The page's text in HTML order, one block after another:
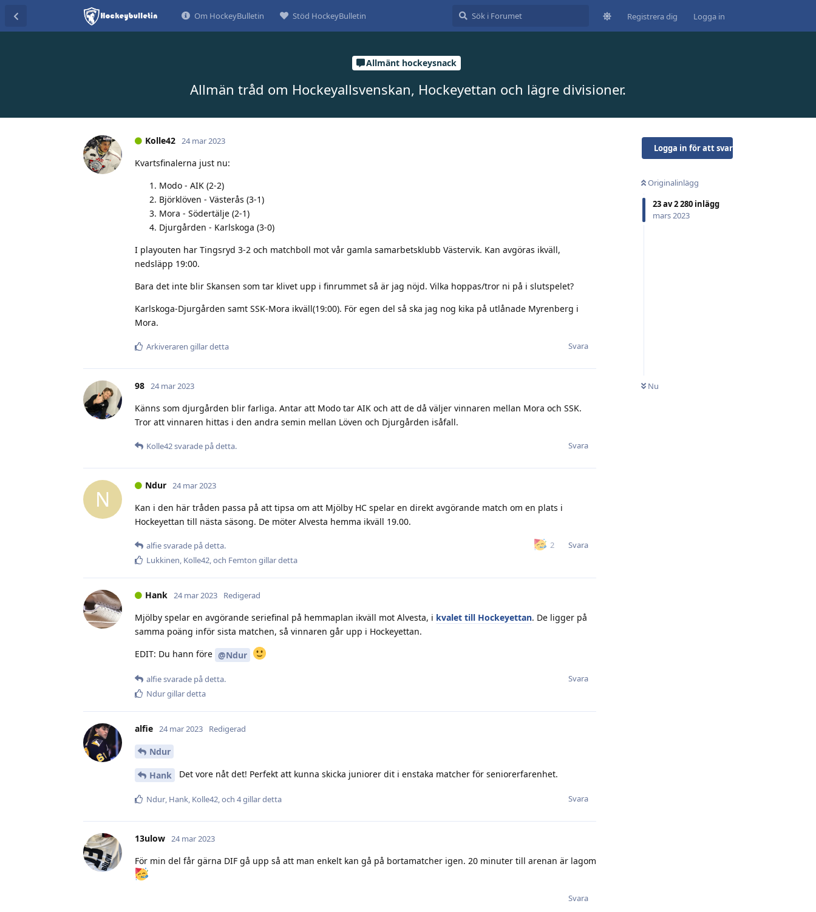
Om HockeyBulletin Stöd HockeyBulletin Registrera dig Logga in
Allmänt hockeysnack
Allmän tråd om Hockeyallsvenskan, Hockeyettan och lägre divisioner.
Logga in för att svara
Originalinlägg
23av2 280 inlägg
mars 2023
Nu
Kolle42 24 mar 2023
Kvartsfinalerna just nu:
Modo - AIK (2-2)
Björklöven - Västerås (3-1)
Mora - Södertälje (2-1)
Djurgården - Karlskoga (3-0)
I playouten har Tingsryd 3-2 och matchboll mot vår gamla samarbetsklubb Västervik. Kan avgöras ikväll,
nedsläpp 19:00.
Bara det inte blir Skansen som tar klivet upp i finrummet så är jag nöjd. Vilka hoppas/tror ni på i slutspelet?
Karlskoga-Djurgården samt SSK-Mora ikväll(19:00). För egen del så ska jag nog kika på utlånade Myrenberg i
Mora.
Svara
Arkiveraren gillar detta
98 24 mar 2023
Känns som djurgården blir farliga. Antar att Modo tar AIK och att de då väljer vinnaren mellan Mora och SSK.
Tror att vinnaren hittas i den andra semin mellan Löven och Djurgården isåfall.
Svara
Kolle42svarade på detta.
N
Ndur 24 mar 2023
Kan i den här tråden passa på att tipsa om att Mjölby HC spelar en direkt avgörande match om en plats i
Hockeyettan till nästa säsong. De möter Alvesta hemma ikväll 19.00.
2 Svara
alfiesvarade på detta.
Lukkinen, Kolle42, och Femton gillar detta
Hank 24 mar 2023 Redigerad
Mjölby spelar en avgörande seriefinal på hemmaplan ikväll mot Alvesta, i kvalet till Hockeyettan. De ligger på
samma poäng inför sista matchen, så vinnaren går upp i Hockeyettan.
EDIT: Du hann före @Ndur
Svara
alfiesvarade på detta.
Ndurgillar detta
alfie 24 mar 2023 Redigerad
Ndur
Hank Det vore nåt det! Perfekt att kunna skicka juniorer dit i enstaka matcher för seniorerfarenhet.
Svara
Ndur, Hank, Kolle42, och 4gillar detta
13ulow 24 mar 2023
För min del får gärna DIF gå upp så att man enkelt kan gå på bortamatcher igen. 20 minuter till arenan är lagom
Svara